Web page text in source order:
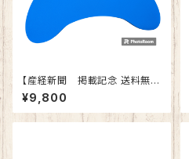
【産経新聞 掲載記念 送料無
料】ビッグビート板（療育ビート
板） 通常価格10,000円を98
00円で送料無料
¥9,800